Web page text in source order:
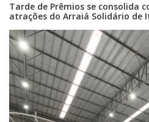
07/08/2026 | 07:00
FMEL convoca atletas para reunião
Tarde de Prêmios se consolida
atrações do Arraiá Solidário de